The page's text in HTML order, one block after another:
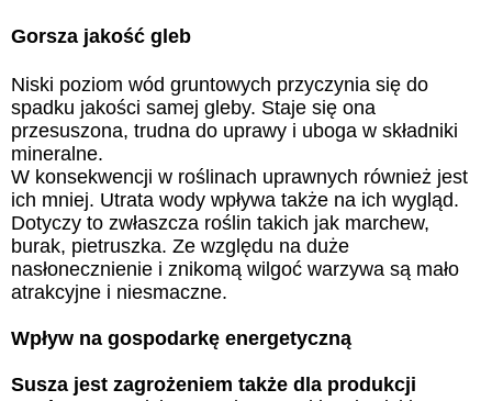
Gorsza jakość gleb
Niski poziom wód gruntowych przyczynia się do
spadku jakości samej gleby. Staje się ona
przesuszona, trudna do uprawy i uboga w składniki
mineralne.
W konsekwencji w roślinach uprawnych również jest
ich mniej. Utrata wody wpływa także na ich wygląd.
Dotyczy to zwłaszcza roślin takich jak marchew,
burak, pietruszka. Ze względu na duże
nasłonecznienie i znikomą wilgoć warzywa są mało
atrakcyjne i niesmaczne.
Wpływ na gospodarkę energetyczną
Susza jest zagrożeniem także dla produkcji